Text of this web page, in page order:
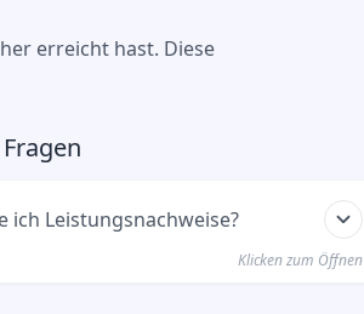
erreicht hast. Diese
ich Leistungsnachweise?
Klicken zum Öffnen